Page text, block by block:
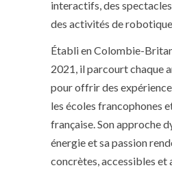
interactifs, des
des activités de
Établi en Colombie-
2021, il parcourt chaque
pour offrir des
les écoles francophones
française. Son approche
énergie et sa passion
concrètes, accessibles et